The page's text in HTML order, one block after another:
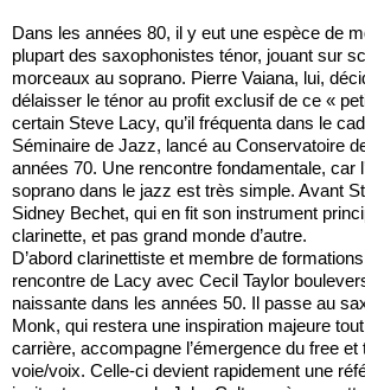
Dans les années 80, il y eut une espèce de
plupart des saxophonistes ténor, jouant sur
morceaux au soprano. Pierre Vaiana, lui,
délaisser le ténor au profit exclusif de ce «
certain Steve Lacy, qu’il fréquenta dans le
Séminaire de Jazz, lancé au Conservatoire
années 70. Une rencontre fondamentale, car
soprano dans le jazz est très simple. Avant
Sidney Bechet, qui en fit son instrument
clarinette, et pas grand monde d’autre.
D’abord clarinettiste et membre de
rencontre de Lacy avec Cecil Taylor
naissante dans les années 50. Il passe au
Monk, qui restera une inspiration majeure
carrière, accompagne l’émergence du free
voie/voix. Celle-ci devient rapidement une